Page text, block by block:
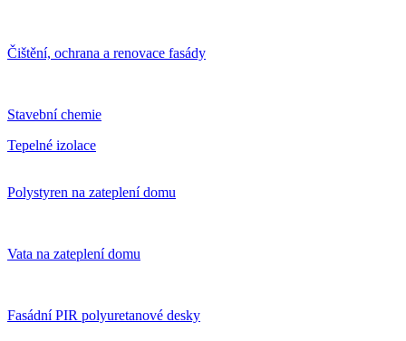
Čištění, ochrana a renovace fasády
Stavební chemie
Tepelné izolace
Polystyren na zateplení domu
Vata na zateplení domu
Fasádní PIR polyuretanové desky